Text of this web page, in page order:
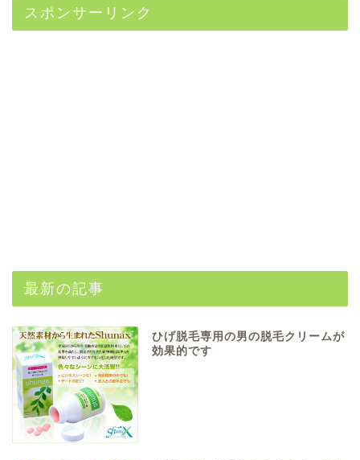
スポンサーリンク
最新の記事
ひげ脱毛専用の男の脱毛クリームが
効果的です